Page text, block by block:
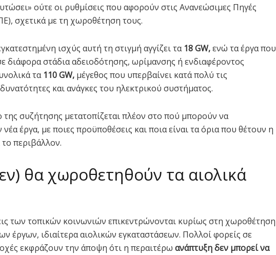
ούτε οι ρυθμίσεις που αφορούν στις Ανανεώσιμες Πηγές
σχετικά με τη χωροθέτηση τους.
ισχύς αυτή τη στιγμή αγγίζει τα 18 GW,ενώ τα έργα που
διάφορα στάδια αδειοδότησης, ωρίμανσης ή ενδιαφέροντος
τα110 GW, μέγεθος που υπερβαίνει κατά πολύ τις
και ανάγκες του ηλεκτρικού συστήματος.
της συζήτησης μετατοπίζεται πλέον στο πού μπορούν να
έργα, με ποιες προϋποθέσεις και ποια είναι τα όρια που θέτουν η
το περιβάλλον.
θα χωροθετηθούν τα αιολικά
των τοπικών κοινωνιών επικεντρώνονται κυρίως στη χωροθέτηση
έργων, ιδιαίτερα αιολικών εγκαταστάσεων. Πολλοί φορείς σε
εκφράζουν την άποψη ότι η περαιτέρω ανάπτυξη δεν μπορεί να